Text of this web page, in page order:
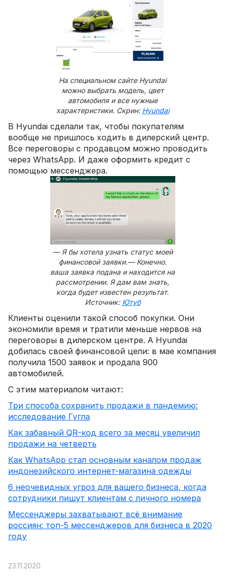
На специальном сайте Hyundai
можно выбрать модель, цвет
автомобиля и все нужные
характеристики. Скрин: Hyundai
В Hyundai сделали так, чтобы покупателям
вообще не пришлось ходить в дилерский центр.
Все переговоры с продавцом можно проводить
через WhatsApp. И даже оформить кредит с
помощью мессенджера.
— Я бы хотела узнать статус моей
финансовой заявки.— Конечно.
ваша заявка подана и находится на
рассмотрении. Я дам вам знать,
когда будет известен результат.
Источник: Ютуб
Клиенты оценили такой способ покупки. Они
экономили время и тратили меньше нервов на
переговоры в дилерском центре. А Hyundai
добилась своей финансовой цели: в мае компания
получила 1500 заявок и продала 900
автомобилей.
С этим материалом читают:
Три способа сохранить продажи в пандемию:
исследование Гугла
Как забавный QR-код всего за месяц увеличил
продажи на четверть
Как WhatsApp стал основным каналом продаж
индонезийского интернет-магазина одежды
6 неочевидных угроз для вашего бизнеса, когда
сотрудники пишут клиентам с личного номера
Мессенджеры захватывают всё внимание
россиян: топ-5 мессенджеров для бизнеса в 2020
году
23.11.2020